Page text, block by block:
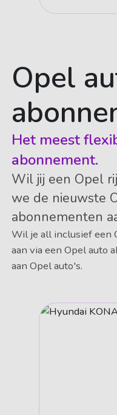
Opel
Het meest
abonnement.
Wil jij een Opel
we de nieuwste
abonnementen
Wil je all inclusief een
aan via een Opel auto
aan Opel auto's.